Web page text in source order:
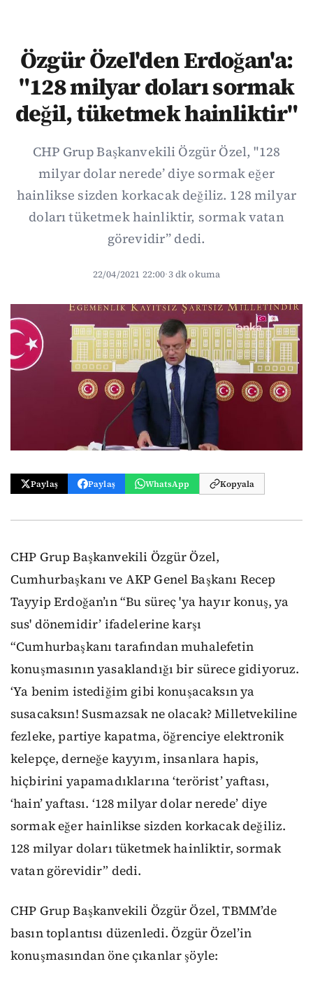
Özgür Özel'den Erdoğan'a:
"128 milyar doları sormak
değil, tüketmek hainliktir"
CHP Grup Başkanvekili Özgür Özel, "128
milyar dolar nerede’ diye sormak eğer
hainlikse sizden korkacak değiliz. 128 milyar
doları tüketmek hainliktir, sormak vatan
görevidir” dedi.
22/04/2021 22:00·3 dk okuma
Paylaş Paylaş WhatsApp Kopyala
CHP Grup Başkanvekili Özgür Özel,
Cumhurbaşkanı ve AKP Genel Başkanı Recep
Tayyip Erdoğan’ın “Bu süreç 'ya hayır konuş, ya
sus' dönemidir’ ifadelerine karşı
“Cumhurbaşkanı tarafından muhalefetin
konuşmasının yasaklandığı bir sürece gidiyoruz.
‘Ya benim istediğim gibi konuşacaksın ya
susacaksın! Susmazsak ne olacak? Milletvekiline
fezleke, partiye kapatma, öğrenciye elektronik
kelepçe, derneğe kayyım, insanlara hapis,
hiçbirini yapamadıklarına ‘terörist’ yaftası,
‘hain’ yaftası. ‘128 milyar dolar nerede’ diye
sormak eğer hainlikse sizden korkacak değiliz.
128 milyar doları tüketmek hainliktir, sormak
vatan görevidir” dedi.
CHP Grup Başkanvekili Özgür Özel, TBMM’de
basın toplantısı düzenledi. Özgür Özel’in
konuşmasından öne çıkanlar şöyle: